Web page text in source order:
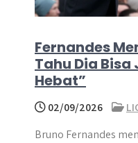
Fernandes
Tahu Dia
Hebat”
02/09/2026
Bruno Fernandes